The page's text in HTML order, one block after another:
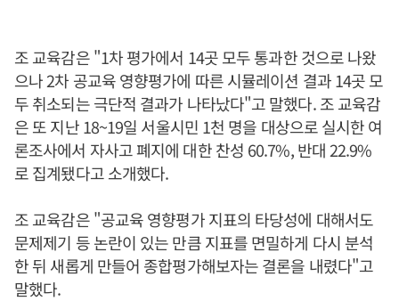
조 교육감은 "1차 평가에서 14곳 모두 통과한 것으로 나왔
으나 2차 공교육 영향평가에 따른 시뮬레이션 결과 14곳 모
두 취소되는 극단적 결과가 나타났다"고 말했다. 조 교육감
은 또 지난 18~19일 서울시민 1천 명을 대상으로 실시한 여
론조사에서 자사고 폐지에 대한 찬성 60.7%, 반대 22.9%
로 집계됐다고 소개했다.
조 교육감은 "공교육 영향평가 지표의 타당성에 대해서도
문제제기 등 논란이 있는 만큼 지표를 면밀하게 다시 분석
한 뒤 새롭게 만들어 종합평가해보자는 결론을 내렸다"고
말했다.